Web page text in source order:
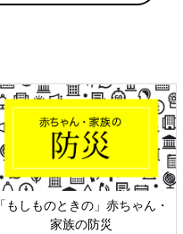
「もしものときの」赤ちゃん・
家族の防災